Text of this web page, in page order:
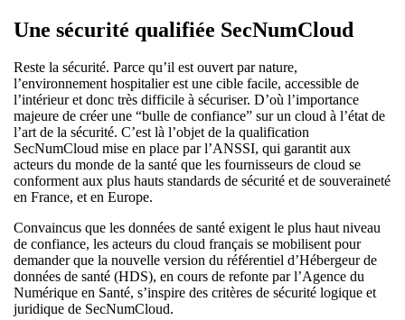
Une sécurité qualifiée SecNumCloud
Reste la sécurité. Parce qu’il est ouvert par nature,
l’environnement hospitalier est une cible facile, accessible de
l’intérieur et donc très difficile à sécuriser. D’où l’importance
majeure de créer une “bulle de confiance” sur un cloud à l’état de
l’art de la sécurité. C’est là l’objet de la qualification
SecNumCloud mise en place par l’ANSSI, qui garantit aux
acteurs du monde de la santé que les fournisseurs de cloud se
conforment aux plus hauts standards de sécurité et de souveraineté
en France, et en Europe.
Convaincus que les données de santé exigent le plus haut niveau
de confiance, les acteurs du cloud français se mobilisent pour
demander que la nouvelle version du référentiel d’Hébergeur de
données de santé (HDS), en cours de refonte par l’Agence du
Numérique en Santé, s’inspire des critères de sécurité logique et
juridique de SecNumCloud.